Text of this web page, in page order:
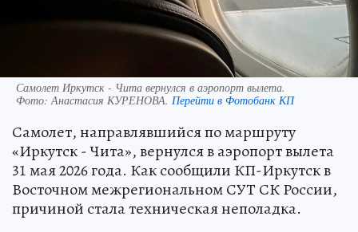
Самолет Иркутск - Чита вернулся в аэропорт вылета.
Фото:Анастасия КУРЕНОВА. Перейти в Фотобанк КП
Самолет, направлявшийся по маршруту
«Иркутск - Чита», вернулся в аэропорт вылета
31 мая 2026 года. Как сообщили КП-Иркутск в
Восточном межрегиональном СУТ СК России,
причиной стала техническая неполадка.